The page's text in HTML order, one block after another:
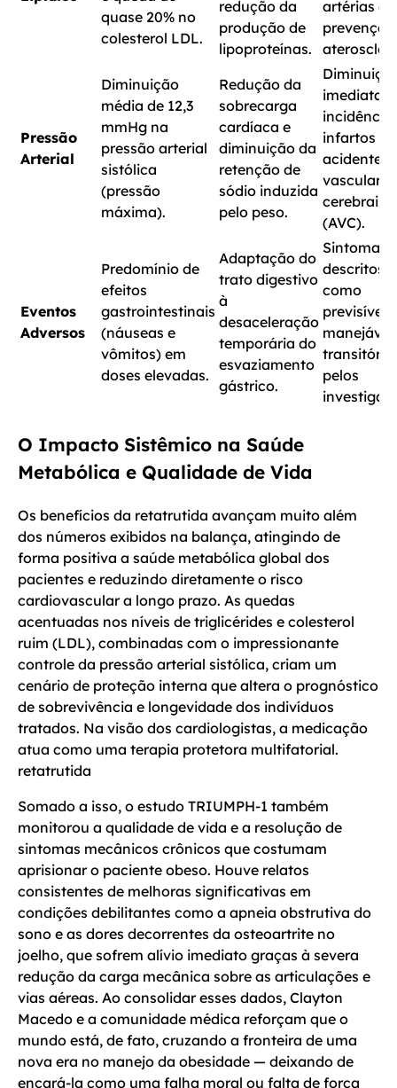
quase 20% no
colesterol LDL.
redução da
produção de
lipoproteínas.
artérias e
Pressão
Arterial
Diminuição
média de 12,3
mmHg na
pressão arterial
sistólica
(pressão
máxima).
Redução da
sobrecarga
cardíaca e
diminuição da
retenção de
sódio induzida
pelo peso.
imediata
incidência
infartos e
acidentes
vasculares
cerebrais
(AVC).
Eventos
Adversos
Predomínio de
efeitos
gastrointestinais
(náuseas e
vômitos) em
doses elevadas.
Adaptação do
trato digestivo
à
desaceleração
temporária do
esvaziamento
gástrico.
Sintomas
descritos
como
previsíveis,
pelos
O Impacto Sistêmico na Saúde
Metabólica e Qualidade de Vida
Os benefícios da retatrutida avançam muito além
dos números exibidos na balança, atingindo de
forma positiva a saúde metabólica global dos
pacientes e reduzindo diretamente o risco
cardiovascular a longo prazo. As quedas
acentuadas nos níveis de triglicérides e colesterol
ruim (LDL), combinadas com o impressionante
controle da pressão arterial sistólica, criam um
cenário de proteção interna que altera o prognóstico
de sobrevivência e longevidade dos indivíduos
tratados. Na visão dos cardiologistas, a medicação
atua como uma terapia protetora multifatorial.
retatrutida
Somado a isso, o estudo TRIUMPH-1 também
monitorou a qualidade de vida e a resolução de
sintomas mecânicos crônicos que costumam
aprisionar o paciente obeso. Houve relatos
consistentes de melhoras significativas em
condições debilitantes como a apneia obstrutiva do
sono e as dores decorrentes da osteoartrite no
joelho, que sofrem alívio imediato graças à severa
redução da carga mecânica sobre as articulações e
vias aéreas. Ao consolidar esses dados, Clayton
Macedo e a comunidade médica reforçam que o
mundo está, de fato, cruzando a fronteira de uma
nova era no manejo da obesidade — deixando de
encará-la como uma falha moral ou falta de força